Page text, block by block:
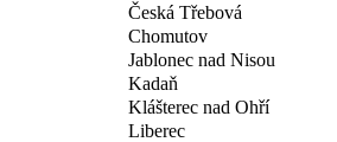
Česká Třebová
Chomutov
Jablonec nad Nisou
Kadaň
Klášterec nad Ohří
Liberec